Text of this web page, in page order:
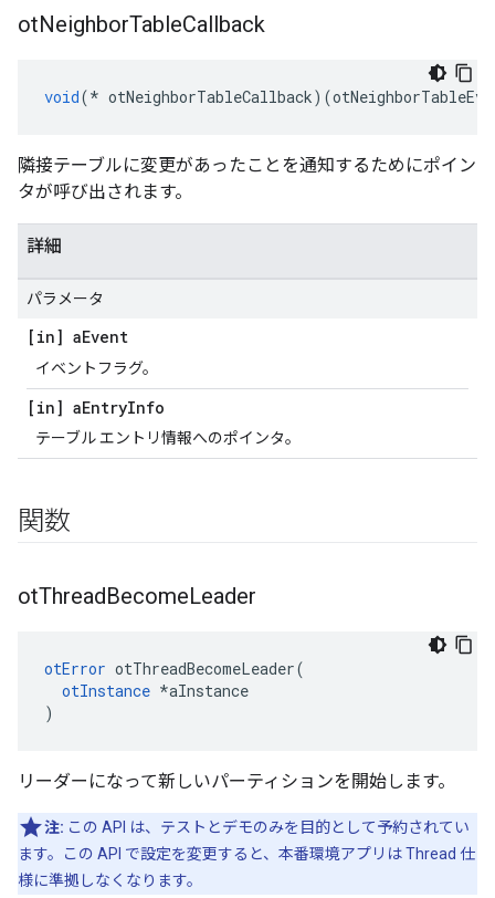
otNeighborTableCallback
void(* otNeighborTableCallback)(
隣接テーブルに変更があったことを通知するためにポイン
タが呼び出されます。
詳細
パラメータ
[in] aEvent
イベントフラグ。
[in] aEntryInfo
テーブル エントリ情報へのポインタ。
関数
otThreadBecomeLeader
otError otThreadBecomeLeader(
otInstance *aInstance
)
リーダーになって新しいパーティションを開始します。
注: この API は、テストとデモのみを目的として予約されてい
ます。この API で設定を変更すると、本番環境アプリは Thread 仕
様に準拠しなくなります。